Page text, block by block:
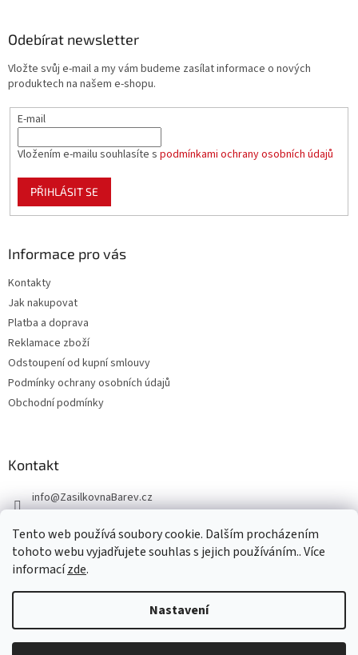
Tento web používá soubory cookie. Dalším procházením
tohoto webu vyjadřujete souhlas s jejich používáním.. Více
informacízde.
Nastavení
Odebírat newsletter
Vložte svůj e-mail a my vám budeme zasílat informace o nových
produktech na našem e-shopu.
E-mail
Vložením e-mailu souhlasíte s podmínkami ochrany osobních údajů
PŘIHLÁSIT SE
Informace pro vás
Kontakty
Jak nakupovat
Platba a doprava
Reklamace zboží
Odstoupení od kupní smlouvy
Podmínky ochrany osobních údajů
Obchodní podmínky
Kontakt
info@ZasilkovnaBarev.cz
Vytvořil Shoptet